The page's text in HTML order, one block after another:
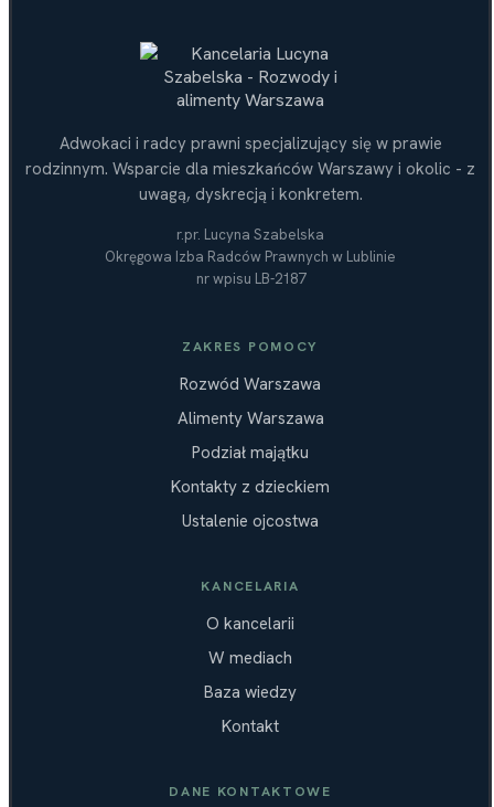
Adwokaci i radcy prawni specjalizujący się w prawie
rodzinnym. Wsparcie dla mieszkańców Warszawy i okolic - z
uwagą, dyskrecją i konkretem.
r.pr. Lucyna Szabelska
Okręgowa Izba Radców Prawnych w Lublinie
nr wpisu LB-2187
ZAKRES POMOCY
Rozwód Warszawa
Alimenty Warszawa
Podział majątku
Kontakty z dzieckiem
Ustalenie ojcostwa
KANCELARIA
O kancelarii
W mediach
Baza wiedzy
Kontakt
DANE KONTAKTOWE